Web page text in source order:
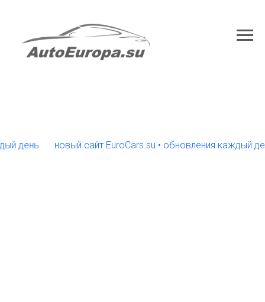
новый сайт EuroCars.su • обновления каждый день